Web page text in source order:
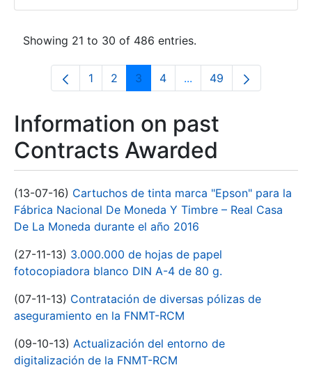
Showing 21 to 30 of 486 entries.
Page
1 Page
2 Page
3 Page
4 ...Intermediate Pages
Page
49
Information on past
Contracts Awarded
(13-07-16) Cartuchos de tinta marca "Epson" para la
Fábrica Nacional De Moneda Y Timbre – Real Casa
De La Moneda durante el año 2016
(27-11-13) 3.000.000 de hojas de papel
fotocopiadora blanco DIN A-4 de 80 g.
(07-11-13) Contratación de diversas pólizas de
aseguramiento en la FNMT-RCM
(09-10-13) Actualización del entorno de
digitalización de la FNMT-RCM